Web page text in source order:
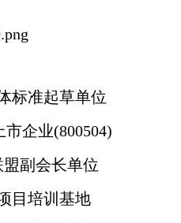
准起草单位
企业(800504)
副会长单位
培训基地